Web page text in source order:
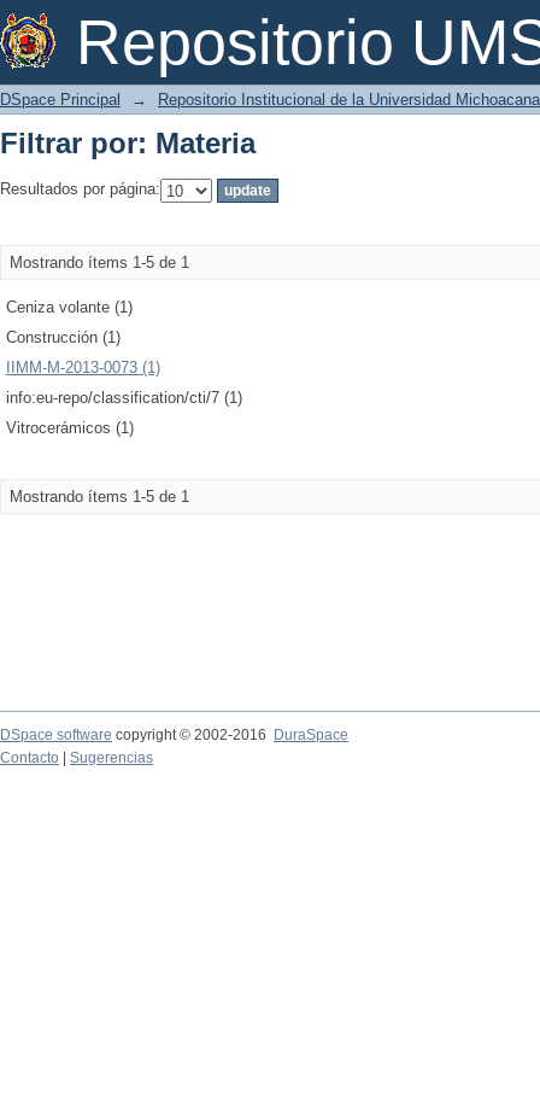
Repositorio
Filtrar por: Materia
DSpace Principal → Repositorio Institucional de la Universidad
Filtrar por: Materia
Resultados por página:
Mostrando ítems 1-5 de 1
Ceniza volante (1)
Construcción (1)
IIMM-M-2013-0073 (1)
info:eu-repo/classification/cti/7 (1)
Vitrocerámicos (1)
Mostrando ítems 1-5 de 1
DSpace software copyright © 2002-2016
DuraSpace
Contacto
Sugerencias